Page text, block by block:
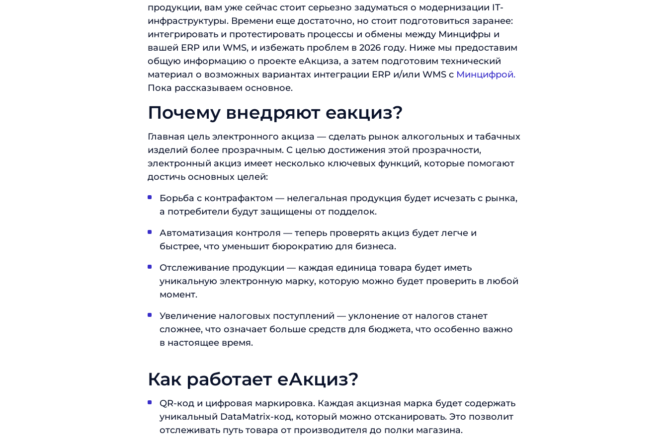
продукции, вам уже сейчас стоит серьезно задуматься о модернизации IT-
инфраструктуры. Времени еще достаточно, но стоит подготовиться заранее:
интегрировать и протестировать процессы и обмены между Минцифры и
вашей ERP или WMS, и избежать проблем в 2026 году. Ниже мы предоставим
общую информацию о проекте еАкциза, а затем подготовим технический
материал о возможных вариантах интеграции ERP и/или WMS с Минцифрой.
Пока рассказываем основное.
Почему внедряют еакциз?
Главная цель электронного акциза — сделать рынок алкогольных и табачных
изделий более прозрачным. С целью достижения этой прозрачности,
электронный акциз имеет несколько ключевых функций, которые помогают
достичь основных целей:
Борьба с контрафактом — нелегальная продукция будет исчезать с рынка,
а потребители будут защищены от подделок.
Автоматизация контроля — теперь проверять акциз будет легче и
быстрее, что уменьшит бюрократию для бизнеса.
Отслеживание продукции — каждая единица товара будет иметь
уникальную электронную марку, которую можно будет проверить в любой
момент.
Увеличение налоговых поступлений — уклонение от налогов станет
сложнее, что означает больше средств для бюджета, что особенно важно
в настоящее время.
Как работает еАкциз?
QR-код и цифровая маркировка. Каждая акцизная марка будет содержать
уникальный DataMatrix-код, который можно отсканировать. Это позволит
отслеживать путь товара от производителя до полки магазина.